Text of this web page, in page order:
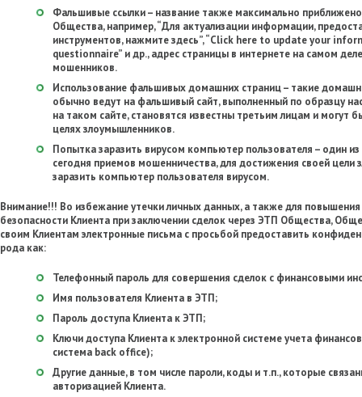
Фальшивые ссылки– название также максимально
Общества, например, “Для актуализации информации,
инструментов, нажмите здесь”, “Click here to update your
questionnaire” и др., адрес страницы в интернете на самом
мошенников.
Использование фальшивых домашних страниц– такие
обычно ведут на фальшивый сайт, выполненный по образцу
на таком сайте, становятся известны третьим лицам и могут
целях злоумышленников.
Попытка заразить вирусом компьютер пользователя – один
сегодня приемов мошенничества, для достижения своей
заразить компьютер пользователя вирусом.
Внимание!!! Во избежание утечки личных данных, а также для
безопасности Клиента при заключении сделок через ЭТП Общества,
своим Клиентам электронные письма с просьбой предоставить
рода как:
Телефонный пароль для совершения сделок с финансовыми
Имя пользователя Клиента в ЭТП;
Пароль доступа Клиента к ЭТП;
Ключи доступа Клиента к электронной системе учета
система back office);
Другие данные, в том числе пароли, коды и т.п., которые
авторизацией Клиента.